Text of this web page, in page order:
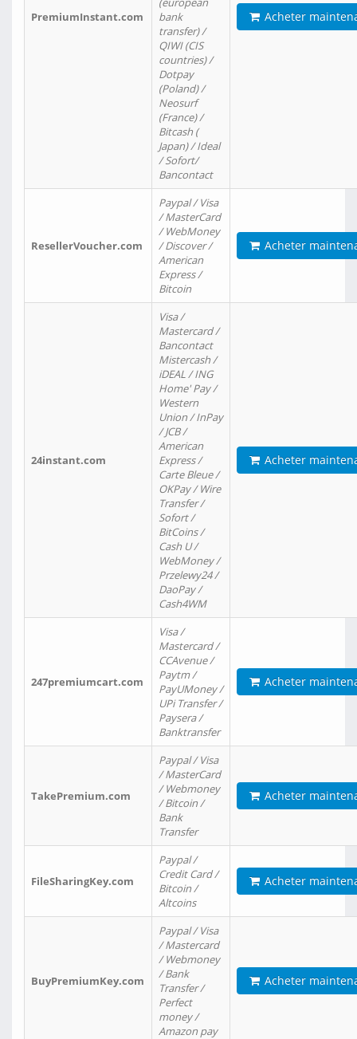
PremiumInstant.com
bank
transfer) /
QIWI (CIS
countries) /
Dotpay
(Poland) /
Neosurf
(France) /
Bitcash (
Japan) / Ideal
/ Sofort/
Bancontact
Acheter
ResellerVoucher.com
Paypal / Visa
/ MasterCard
/ WebMoney
/ Discover /
American
Express /
Bitcoin
Acheter
24instant.com
Visa /
Mastercard /
Bancontact
Mistercash /
iDEAL / ING
Home' Pay /
Western
Union / InPay
/ JCB /
American
Express /
Carte Bleue /
OKPay / Wire
Transfer /
Sofort /
BitCoins /
Cash U /
WebMoney /
Przelewy24 /
DaoPay /
Cash4WM
Acheter
247premiumcart.com
Visa /
Mastercard /
CCAvenue /
Paytm /
PayUMoney /
UPi Transfer /
Paysera /
Banktransfer
Acheter
TakePremium.com
Paypal / Visa
/ MasterCard
/ Webmoney
/ Bitcoin /
Bank
Transfer
Acheter
FileSharingKey.com
Paypal /
Credit Card /
Bitcoin /
Altcoins
Acheter
BuyPremiumKey.com
Paypal / Visa
/ Mastercard
/ Webmoney
/ Bank
Transfer /
Perfect
money /
Amazon pay
Acheter